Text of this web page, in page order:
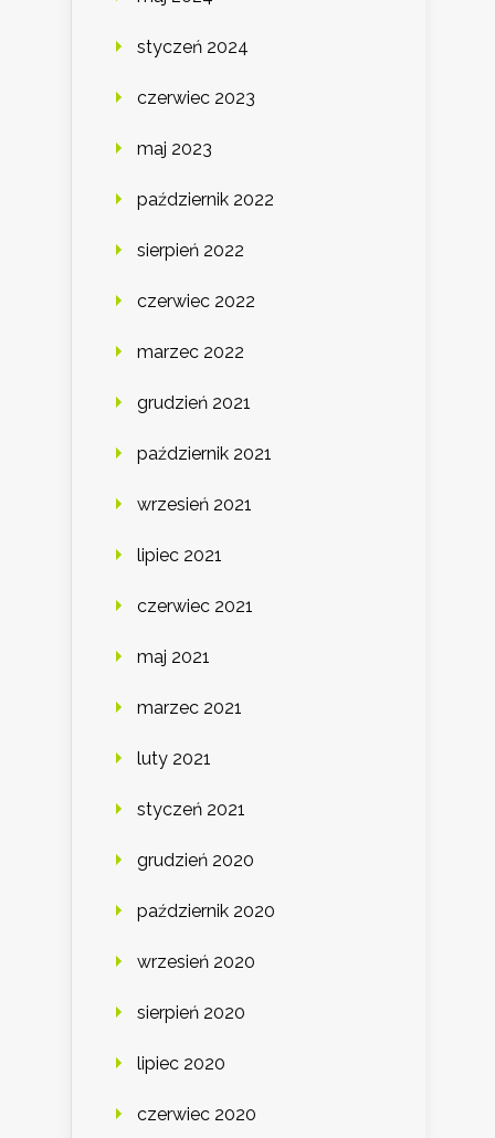
styczeń 2024
czerwiec 2023
maj 2023
październik 2022
sierpień 2022
czerwiec 2022
marzec 2022
grudzień 2021
październik 2021
wrzesień 2021
lipiec 2021
czerwiec 2021
maj 2021
marzec 2021
luty 2021
styczeń 2021
grudzień 2020
październik 2020
wrzesień 2020
sierpień 2020
lipiec 2020
czerwiec 2020